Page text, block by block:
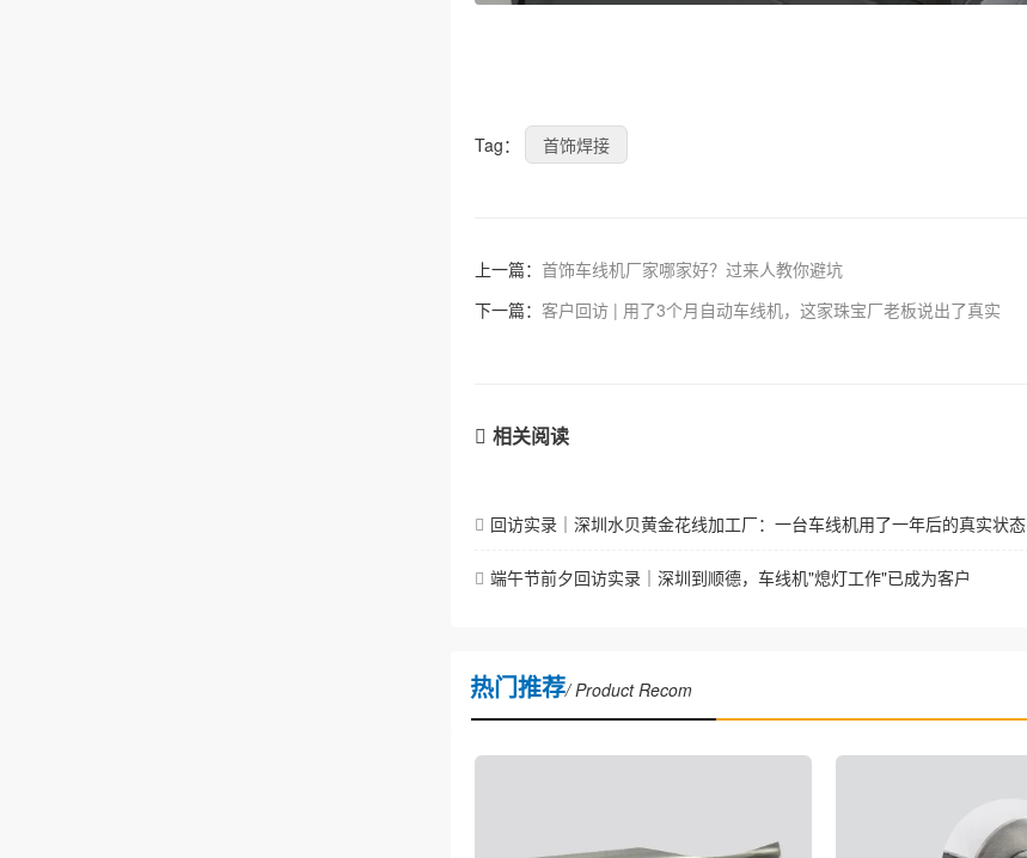
Tag： 首饰焊接
上一篇： 首饰车线机厂家哪家好？过来人教你避坑
下一篇： 客户回访 | 用了3个月自动车线机，这家珠宝厂老板说出了真实
相关阅读
回访实录｜深圳水贝黄金花线加工厂：一台车线机用了一年后的真实状态
端午节前夕回访实录｜深圳到顺德，车线机"熄灯工作"已成为客户
热门推荐/ Product Recom